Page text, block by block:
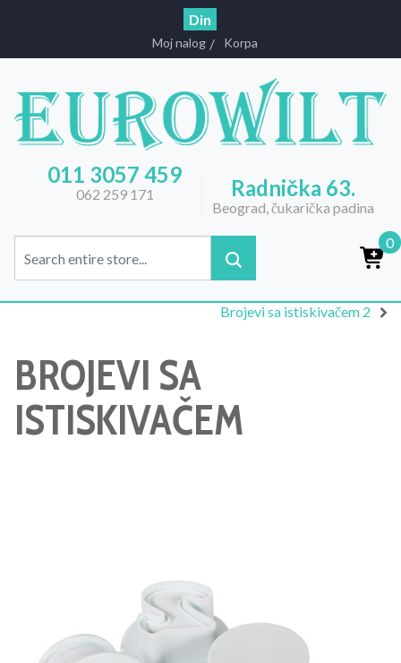
Din
Moj nalog Korpa
011 3057 459
062 259 171 Radnička 63.
Beograd, čukarička padina
0
Brojevi sa istiskivačem 2
BROJEVI SA
ISTISKIVAČEM